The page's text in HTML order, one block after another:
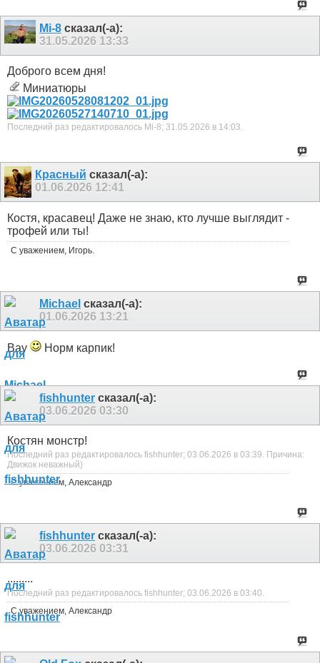
Mi-8 сказал(-а):
31.05.2026 13:33
Доброго всем дня!
Миниатюры
Последний раз редактировалось Mi-8; 31.05.2026 в 14:03.
Красный сказал(-а):
01.06.2026 12:41
Костя, красавец! Даже не знаю, кто лучше выглядит -
трофей или ты!
С уважением, Игорь.
Michael сказал(-а):
01.06.2026 13:21
Вау Норм карпик!
fishhunter сказал(-а):
03.06.2026 03:30
Костян монстр!
Последний раз редактировалось fishhunter; 03.06.2026 в 03:39. Причина:
Движок неважный)
С уважением, Александр
fishhunter сказал(-а):
03.06.2026 03:31
.........
Последний раз редактировалось fishhunter; 03.06.2026 в 03:40
С уважением, Александр